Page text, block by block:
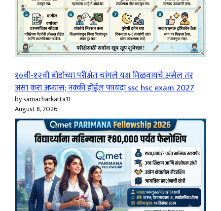
१०वी-१२वी बोर्डाच्या परीक्षेत चांगले यश मिळवायचे असेल तर
असा करा अभ्यास; नक्की होईल फायदा ssc hsc exam 2027
by samacharkatta11
August 8, 2026